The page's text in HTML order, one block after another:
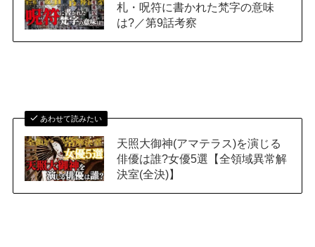
札・呪符に書かれた梵字の意味
は?／第9話考察
あわせて読みたい
天照大御神(アマテラス)を演じる
俳優は誰?女優5選【全領域異常解
決室(全決)】